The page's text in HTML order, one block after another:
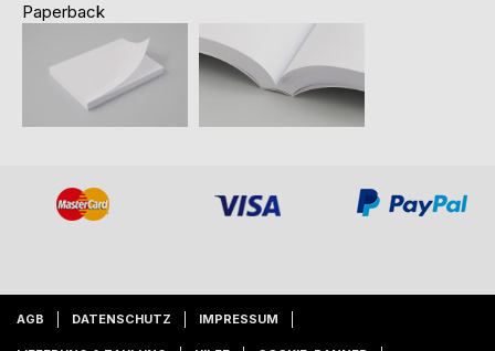
Paperback
AGB DATENSCHUTZ IMPRESSUM